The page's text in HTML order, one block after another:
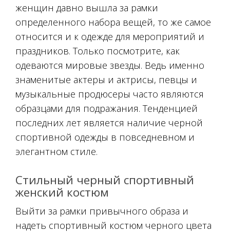
женщин давно вышла за рамки
определенного набора вещей, то же самое
относится и к одежде для мероприятий и
праздников. Только посмотрите, как
одеваются мировые звезды. Ведь именно
знаменитые актеры и актрисы, певцы и
музыкальные продюсеры часто являются
образцами для подражания. Тенденцией
последних лет является наличие черной
спортивной одежды в повседневном и
элегантном стиле.
Стильный черный спортивный
женский костюм
Выйти за рамки привычного образа и
надеть спортивный костюм черного цвета